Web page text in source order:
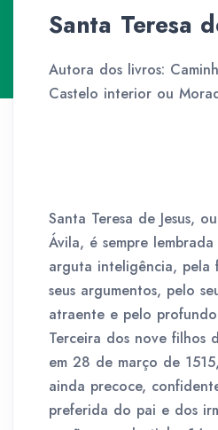
Santa Teresa
Autora dos livros:
Castelo interior ou
Santa Teresa de Jesus,
Ávila, é sempre
arguta inteligência, pela
seus argumentos, pelo
atraente e pelo profundo
Terceira dos nove filhos
em 28 de março de
ainda precoce,
preferida do pai e dos